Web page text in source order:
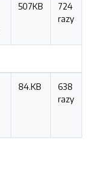
507KB
724
razy
84.KB
638
razy